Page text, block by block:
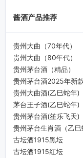
酱酒产品推荐
贵州大曲（70年代）
贵州大曲（80年代）
贵州茅台酒（精品）
贵州茅台酒2025年新
贵州大曲酒(乙巳蛇年)
茅台王子酒(乙巳蛇年)
贵州茅台酒(笙乐飞天)
贵州茅台生肖酒（乙
古坛酒1915黑坛
古坛酒1915红坛